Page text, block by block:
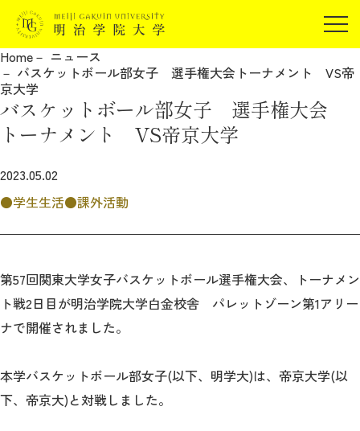
在学生の方
保証人の方
企業・研究者の方
JP EN
受験生の方
明治学院大学について
教育
研究
Home
ニュース
バスケットボール部女子 選手権大会トーナメント VS帝
京大学
バスケットボール部女子 選手権大会
トーナメント VS帝京大学
2023.05.02
学生生活
課外活動
第57回関東大学女子バスケットボール選手権大会、トーナメン
ト戦2日目が明治学院大学白金校舎 パレットゾーン第1アリー
ナで開催されました。
本学バスケットボール部女子(以下、明学大)は、帝京大学(以
下、帝京大)と対戦しました。